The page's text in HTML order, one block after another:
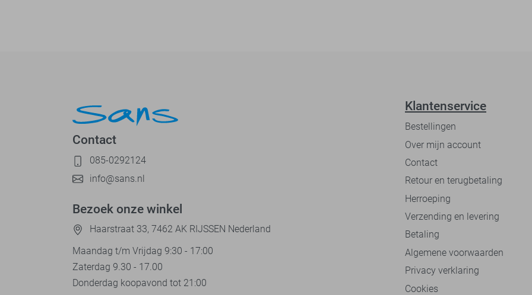
Contact
085-0292124
info@sans.nl
Bezoek onze winkel
Haarstraat 33, 7462 AK RIJSSEN Nederland
Maandag t/m Vrijdag 9:30 - 17:00
Zaterdag 9.30 - 17.00
Donderdag koopavond tot 21:00
Klantenservice
Bestellingen
Over mijn account
Contact
Retour en terugbetaling
Herroeping
Verzending en levering
Betaling
Algemene voorwaarden
Privacy verklaring
Cookies